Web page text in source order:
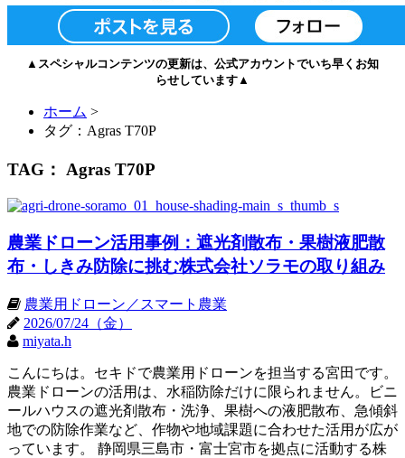
▲スペシャルコンテンツの更新は、公式アカウントでいち早くお知
らせしています▲
ホーム >
タグ：Agras T70P
TAG： Agras T70P
農業ドローン活用事例：遮光剤散布・果樹液肥散
布・しきみ防除に挑む株式会社ソラモの取り組み
農業用ドローン／スマート農業
2026/07/24（金）
miyata.h
こんにちは。セキドで農業用ドローンを担当する宮田です。
農業ドローンの活用は、水稲防除だけに限られません。ビニ
ールハウスの遮光剤散布・洗浄、果樹への液肥散布、急傾斜
地での防除作業など、作物や地域課題に合わせた活用が広が
っています。 静岡県三島市・富士宮市を拠点に活動する株